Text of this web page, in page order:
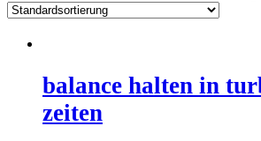
balance halten in
zeiten